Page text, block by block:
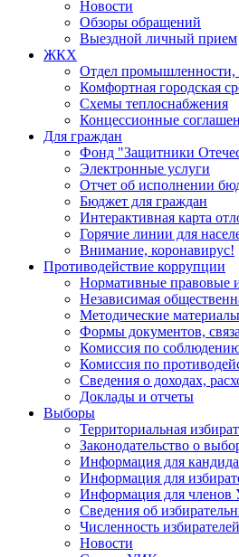
Новости
Обзоры обращений
Выездной личный прием
ЖКХ
Отдел промышленности,
Комфортная городская
Схемы теплоснабжения
Концессионные
Для граждан
Фонд "Защитники
Электронные услуги
Отчет об исполнении
Бюджет для граждан
Интерактивная карта
Горячие линии для
Внимание, коронавирус!
Противодействие коррупции
Нормативные правовые
Независимая
Методические материалы
Формы документов,
Комиссия по
Комиссия по
Сведения о доходах,
Доклады и отчеты
Выборы
Территориальная
Законодательство о
Информация для
Информация для
Информация для
Сведения об
Численность избирателей
Новости